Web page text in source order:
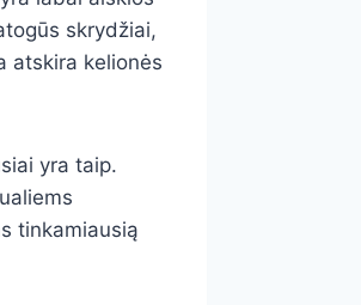
skrydžiai,
atskira kelionės
yra taip.
tinkamiausią